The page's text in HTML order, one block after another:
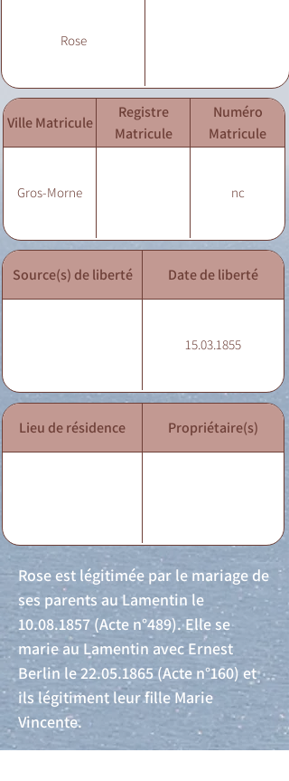
Rose
Ville Matricule
Registre
Matricule
Numéro
Matricule
Gros-Morne nc
Source(s) de liberté Date de liberté
15.03.1855
Lieu de résidence Propriétaire(s)
Rose est légitimée par le mariage de
ses parents au Lamentin le
10.08.1857 (Acte n°489). Elle se
marie au Lamentin avec Ernest
Berlin le22.05.1865(Acte n°160) et
ils légitiment leur fille Marie
Vincente.